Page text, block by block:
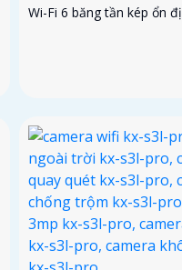
Wi-Fi 6 băng tần kép ổn